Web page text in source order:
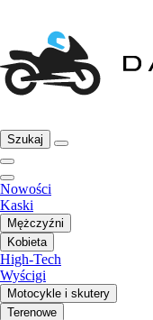
Szukaj
Nowości
Kaski
Mężczyźni
Kobieta
High-Tech
Wyścigi
Motocykle i skutery
Terenowe